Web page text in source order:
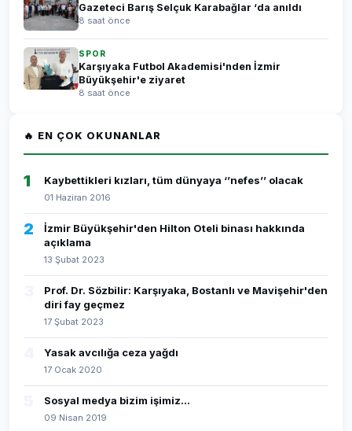
Gazeteci Barış Selçuk Karabağlar ‘da anıldı
8 saat önce
SPOR
Karşıyaka Futbol Akademisi'nden İzmir
Büyükşehir'e ziyaret
8 saat önce
🔥 EN ÇOK OKUNANLAR
1 Kaybettikleri kızları, tüm dünyaya ‘’nefes’’ olacak
01 Haziran 2016
2
İzmir Büyükşehir'den Hilton Oteli binası hakkında
açıklama
13 Şubat 2023
Prof. Dr. Sözbilir: Karşıyaka, Bostanlı ve Mavişehir'den
diri fay geçmez
17 Şubat 2023
Yasak avcılığa ceza yağdı
17 Ocak 2020
Sosyal medya bizim işimiz...
09 Nisan 2019